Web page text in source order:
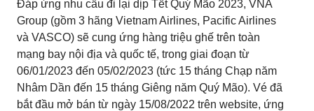
Đáp ứng nhu cầu đi lại dịp Tết Quý Mão 2023, VNA
Group (gồm 3 hãng Vietnam Airlines, Pacific Airlines
và VASCO) sẽ cung ứng hàng triệu ghế trên toàn
mạng bay nội địa và quốc tế, trong giai đoạn từ
06/01/2023 đến 05/02/2023 (tức 15 tháng Chạp năm
Nhâm Dần đến 15 tháng Giêng năm Quý Mão). Vé đã
bắt đầu mở bán từ ngày 15/08/2022 trên website, ứng